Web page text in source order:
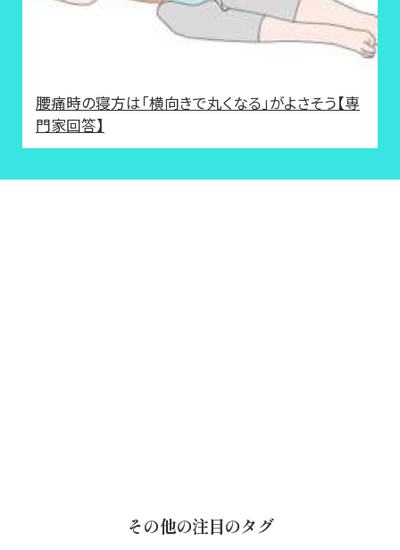
腰痛時の寝方は「横向きで丸くなる」がよさそう【専
門家回答】
その他の注目のタグ